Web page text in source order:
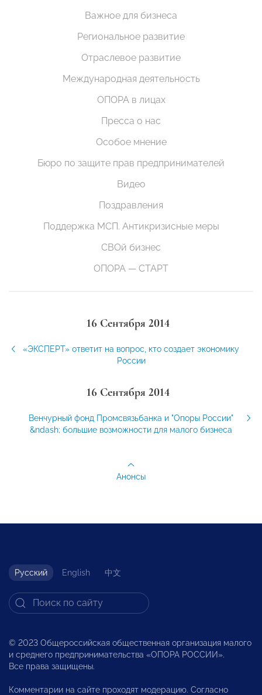
Важное для бизнеса
Региональное развитие
Отраслевое развитие
Международная деятельность
ОПОРА в лицах
Пресса о нас
Особое мнение
Бюро по защите прав предпринимателей
Видео
Поздравления
Поддержка МСП. Антикризисные меры
СВОй бизнес
ОПОРА — СТАРТ
16 Сентября 2014
«ЭКСПЕРТ» ответит на вопрос, кто создает экономику
России
16 Сентября 2014
Венчурный фонд Промсвязьбанка и "Опоры России"
&ndash; большие возможности для малого бизнеса
Анонсы
Русский English 中文
© 2023 Общероссийская общественная организация малого
и среднего предпринимательства «ОПОРА РОССИИ».
Все права защищены.
Комментарии на сайте проходят модерацию. Согласно